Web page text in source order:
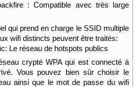
: Compatible avec très large
qui prend en charge le SSID multiple
wifi distincts peuvent être traités:
Le réseau de hotspots publics
crypté WPA qui est connecté à
Vous pouvez bien sûr choisir le
ainsi que le mot de passe du wifi